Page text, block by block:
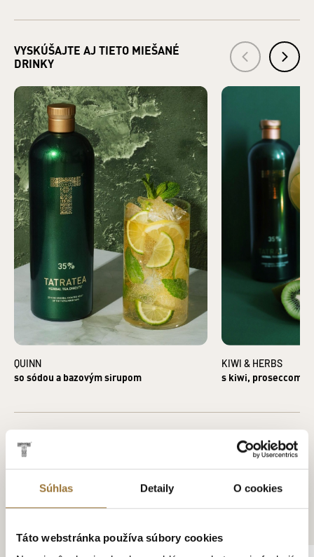
Súhlas Detaily O cookies
Táto webstránka používa súbory cookies
ochrane pred zneužívaním alkoholických nápojov a o
služieb.
VÝROBCA: TATRA DISTILLERY s. r. o., Pradiareň 40, 060 01
DISTRIBÚTOR: KARLOFF s. r. o., Pradiareň 40, 060 01
Kežmarok IČO: 36247367
VYSKÚŠAJTE AJ TIETO MIEŠANÉ
DRINKY
QUINN
so sódou a bazovým sirupom
KIWI & HERBS
s kiwi, proseccom a
ZÁKAZNÍCI KÚPILI AJ